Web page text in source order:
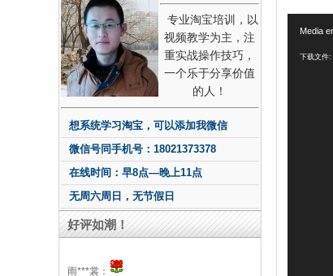
Media
下载文件
专业淘宝培训，以
视频教学为主，注
重实战操作技巧，
一个乐于分享价值
的人！
想系统学习淘宝，可以添加我微信
微信号同手机号：18021373378
在线时间：早8点—晚上11点
无周六周日，无节假日
好评如潮！
雨***裳：